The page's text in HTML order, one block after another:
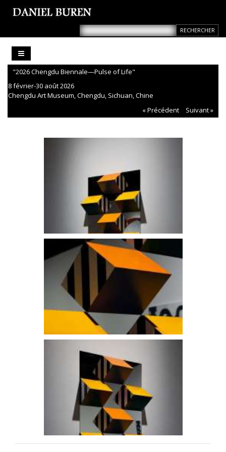
"2026 Chengdu Biennale—Pulse of Life"
8 février-30 août 2026
Chengdu Art Museum, Chengdu, Sichuan, Chine
« Précédent
Suivant »